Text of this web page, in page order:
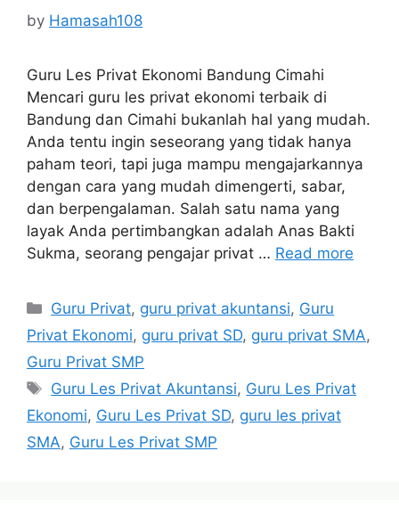
by Hamasah108
Guru Les Privat Ekonomi Bandung Cimahi
Mencari guru les privat ekonomi terbaik di
Bandung dan Cimahi bukanlah hal yang mudah.
Anda tentu ingin seseorang yang tidak hanya
paham teori, tapi juga mampu mengajarkannya
dengan cara yang mudah dimengerti, sabar,
dan berpengalaman. Salah satu nama yang
layak Anda pertimbangkan adalah Anas Bakti
Sukma, seorang pengajar privat … Read more
Categories
Guru Privat, guru privat akuntansi, Guru
Privat Ekonomi, guru privat SD, guru privat SMA,
Guru Privat SMP
Tags
Guru Les Privat Akuntansi, Guru Les Privat
Ekonomi, Guru Les Privat SD, guru les privat
SMA, Guru Les Privat SMP